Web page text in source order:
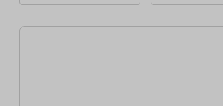
16 Artikel gefunden